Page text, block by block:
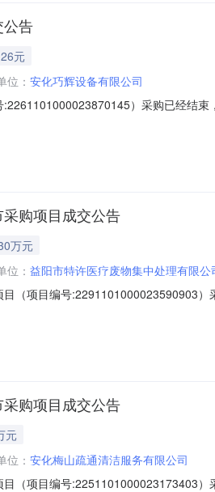
告
元
位： 安化巧辉设备有限公司
）采购已经结
单位名称:安化县精神病防治院采购单
购项目成交公告
万元
位： 益阳市特许医疗废物集中处理有限公
（项目编号:2291101000023590903
间:-二、采购单位信息采购单位名称:
购项目成交公告
元
位： 安化梅山疏通清洁服务有限公司
（项目编号:2251101000023173403